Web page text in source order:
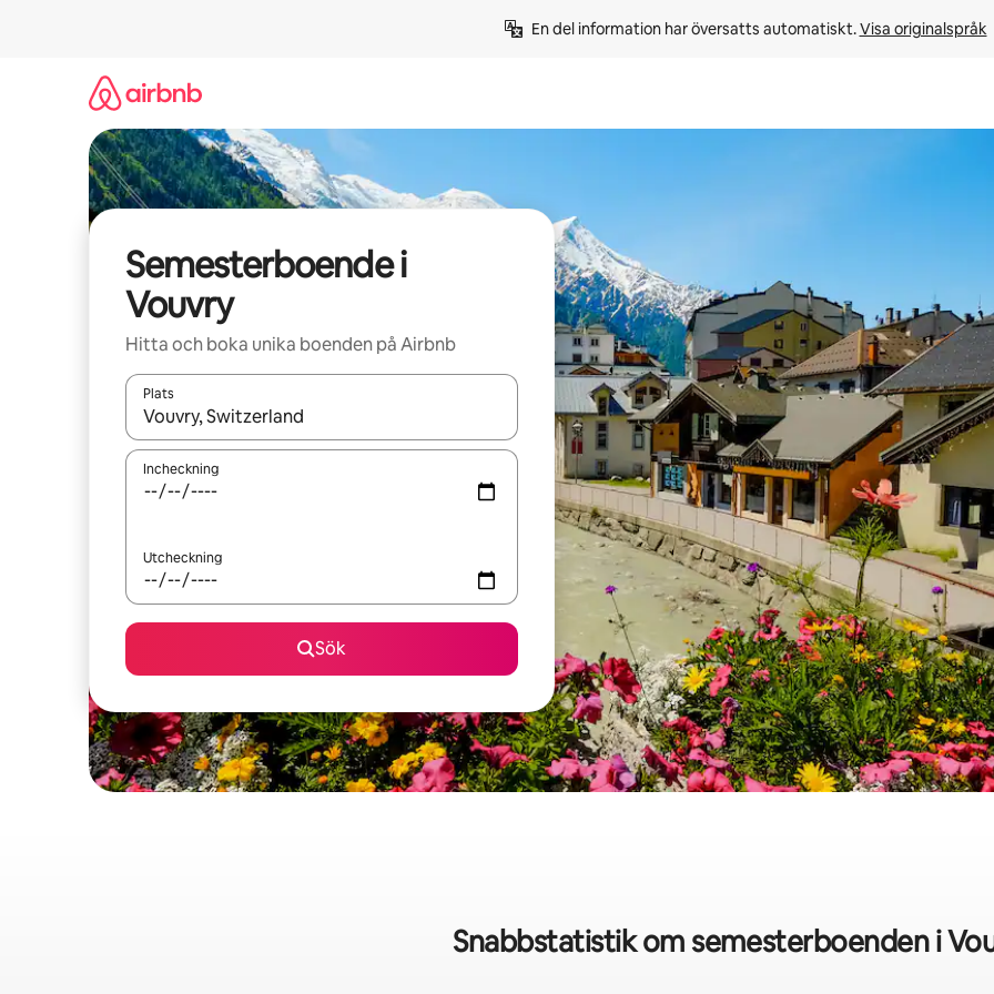
En del information har översatts automatiskt. Visa originalspråk
Semesterboende i
Vouvry
Hitta och boka unika boenden på Airbnb
Plats
När resultaten är tillgängliga kan du navigera med upp- och nedåtpilarna eller utforska genom att trycka eller svepa.
Incheckning
Utcheckning
Sök
Snabbstatistik om semesterboenden i